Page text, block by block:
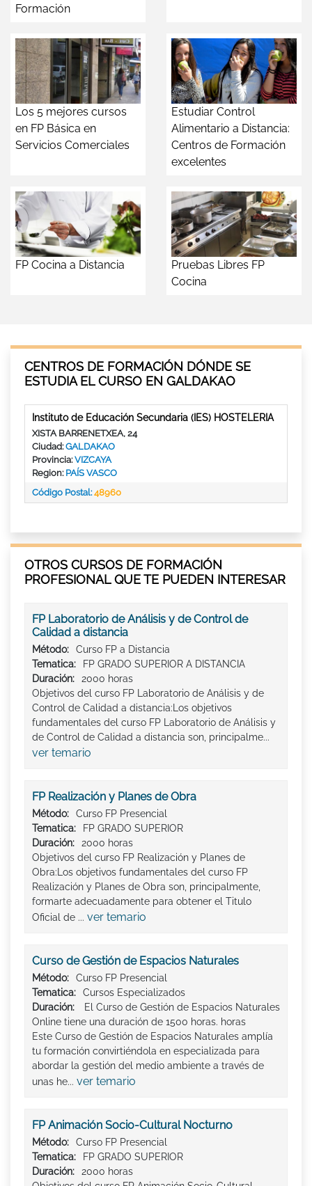
Formación
Los 5 mejores cursos
en FP Básica en
Servicios Comerciales
Estudiar Control
Alimentario a Distancia:
Centros de Formación
excelentes
FP Cocina a Distancia
Pruebas Libres FP
Cocina
CENTROS DE FORMACIÓN DÓNDE SE
ESTUDIA EL CURSO EN GALDAKAO
Instituto de Educación Secundaria (IES) HOSTELERIA
XISTA BARRENETXEA, 24
Ciudad:GALDAKAO
Provincia:VIZCAYA
Region: PAÍS VASCO
Código Postal:48960
OTROS CURSOS DE FORMACIÓN
PROFESIONAL QUE TE PUEDEN INTERESAR
FP Laboratorio de Análisis y de Control de
Calidad a distancia
Método:
Curso FP a Distancia
Tematica:
FP GRADO SUPERIOR A DISTANCIA
Duración:
2000 horas
Objetivos del curso FP Laboratorio de Análisis y de
Control de Calidad a distancia:Los objetivos
fundamentales del curso FP Laboratorio de Análisis y
de Control de Calidad a distancia son, principalme...
ver temario
FP Realización y Planes de Obra
Método:
Curso FP Presencial
Tematica:
FP GRADO SUPERIOR
Duración:
2000 horas
Objetivos del curso FP Realización y Planes de
Obra:Los objetivos fundamentales del curso FP
Realización y Planes de Obra son, principalmente,
formarte adecuadamente para obtener el Titulo
Oficial de ... ver temario
Curso de Gestión de Espacios Naturales
Método:
Curso FP Presencial
Tematica:
Cursos Especializados
Duración:
El Curso de Gestión de Espacios Naturales
Online tiene una duración de 1500 horas. horas
Este Curso de Gestión de Espacios Naturales amplía
tu formación convirtiéndola en especializada para
abordar la gestión del medio ambiente a través de
unas he... ver temario
FP Animación Socio-Cultural Nocturno
Método:
Curso FP Presencial
Tematica:
FP GRADO SUPERIOR
Duración:
2000 horas